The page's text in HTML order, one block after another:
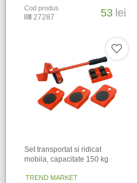
Cod produs
27287 53 lei
Set transportat si ridicat
mobila, capacitate 150 kg
TREND MARKET